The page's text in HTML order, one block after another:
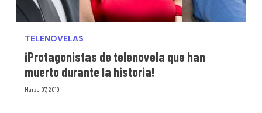
TELENOVELAS
¡Protagonistas de telenovela que han
muerto durante la historia!
Marzo 07, 2019